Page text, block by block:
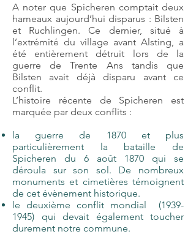
A noter que Spicheren comptait deux
hameaux aujourd’hui disparus : Bilsten
et Ruchlingen. Ce dernier, situé à
l’extrémité du village avant Alsting, a
été entièrement détruit lors de la
guerre de Trente Ans tandis que
Bilsten avait déjà disparu avant ce
conflit.
L’histoire récente de Spicheren est
marquée par deux conflits :
la guerre de 1870 et plus
particulièrement la bataille de
Spicheren du 6 août 1870 qui se
déroula sur son sol. De nombreux
monuments et cimetières témoignent
de cet évènement historique.
le deuxième conflit mondial (1939-
1945) qui devait également toucher
durement notre commune.